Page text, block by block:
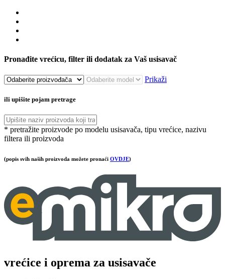
Pronađite vrećicu, filter ili dodatak za Vaš usisavač
Prikaži
ili upišite pojam pretrage
* pretražite proizvode po modelu usisavača, tipu vrećice, nazivu
filtera ili proizvoda
(popis svih naših proizvoda možete pronaći OVDJE)
vrećice i oprema za usisavače